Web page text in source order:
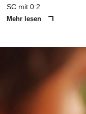
SC mit 0:2.
Mehr lesen